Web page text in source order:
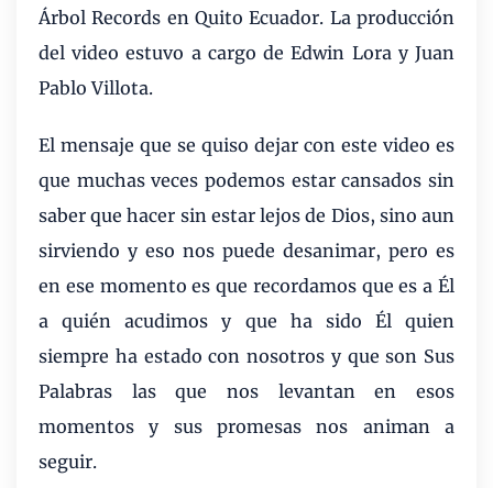
Árbol Records en Quito Ecuador. La producción
del video estuvo a cargo de Edwin Lora y Juan
Pablo Villota.
El mensaje que se quiso dejar con este video es
que muchas veces podemos estar cansados sin
saber que hacer sin estar lejos de Dios, sino aun
sirviendo y eso nos puede desanimar, pero es
en ese momento es que recordamos que es a Él
a quién acudimos y que ha sido Él quien
siempre ha estado con nosotros y que son Sus
Palabras las que nos levantan en esos
momentos y sus promesas nos animan a
seguir.